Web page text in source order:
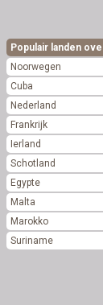
Populair landen
Noorwegen
Cuba
Nederland
Frankrijk
Ierland
Schotland
Egypte
Malta
Marokko
Suriname